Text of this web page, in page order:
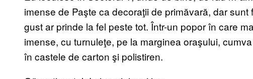
imense de Paşte ca decoraţii de primăvară, dar
gust ar prinde la fel peste tot. Într-un popor în care
imense, cu turnuleţe, pe la marginea oraşului,
în castele de carton şi polistiren.